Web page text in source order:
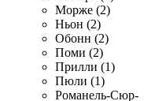
Морже (2)
Ньон (2)
Обонн (2)
Поми (2)
Прилли (1)
Пюли (1)
Романель-Сюр-